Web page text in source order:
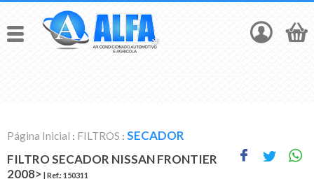
Página Inicial : FILTROS : SECADOR
FILTRO SECADOR NISSAN FRONTIER
2008> | Ref.:150311